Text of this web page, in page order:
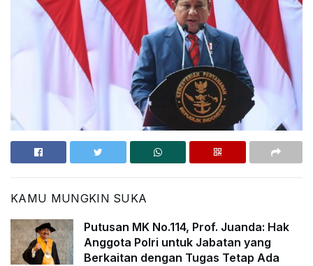
KAMU MUNGKIN SUKA
Putusan MK No.114, Prof. Juanda: Hak
Anggota Polri untuk Jabatan yang
Berkaitan dengan Tugas Tetap Ada